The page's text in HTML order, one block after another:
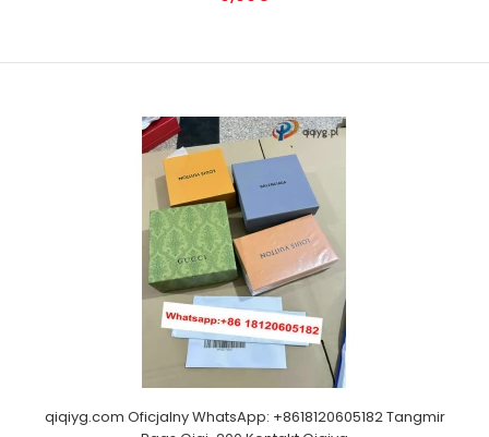
qiqiyg.com Oficjalny WhatsApp: +8618120605182 Tangmir